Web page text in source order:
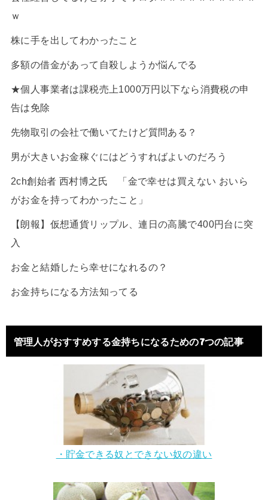
ｗ
株に手を出してわかったこと
多額の借金があって自殺しようか悩んでる
★個人事業者は課税売上1000万円以下なら消費税の申
告は免除
先物取引の会社で働いてたけど質問ある？
男が大きいお金稼ぐにはどうすればよいのだろう
2ch創始者 西村博之氏 「金で幸せは買えない おいら
がお金を持ってわかったこと」
【朗報】仮想通貨リップル、連日の高騰で400円台に突
入
お金と結婚したら幸せになれるの？
お金持ちになる方法知ってる
管理人がおすすめする金持ちになるための7つの記事
・貯金できる奴とできない奴の違い